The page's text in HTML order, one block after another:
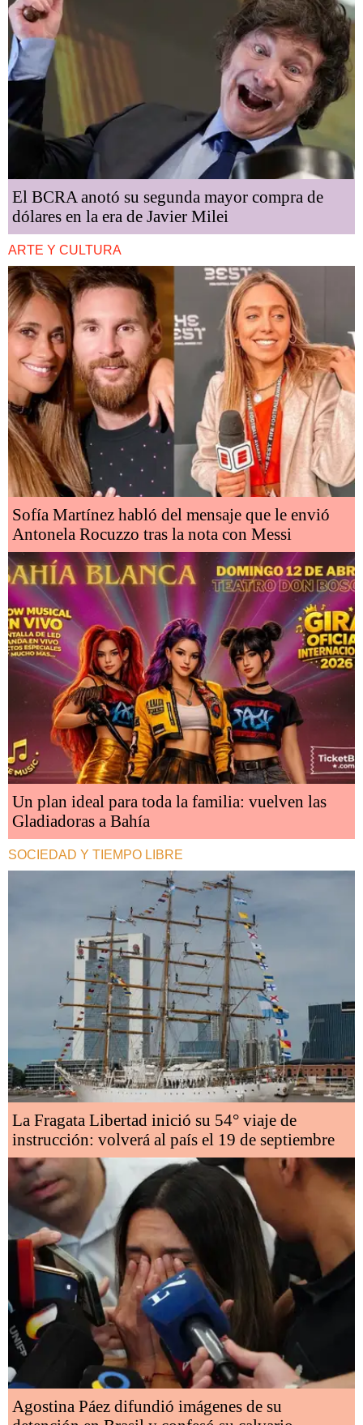
El BCRA anotó su segunda mayor compra de
dólares en la era de Javier Milei
ARTE Y CULTURA
Sofía Martínez habló del mensaje que le envió
Antonela Rocuzzo tras la nota con Messi
Un plan ideal para toda la familia: vuelven las
Gladiadoras a Bahía
SOCIEDAD Y TIEMPO LIBRE
La Fragata Libertad inició su 54° viaje de
instrucción: volverá al país el 19 de septiembre
Agostina Páez difundió imágenes de su